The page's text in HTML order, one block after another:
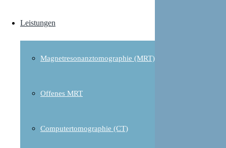
Leistungen
Magnetresonanztomographie (MRT)
Offenes MRT
Computertomographie (CT)
Patienteninformationen